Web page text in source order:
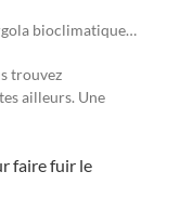
bioclimatique…
trouvez
ailleurs. Une
faire fuir le